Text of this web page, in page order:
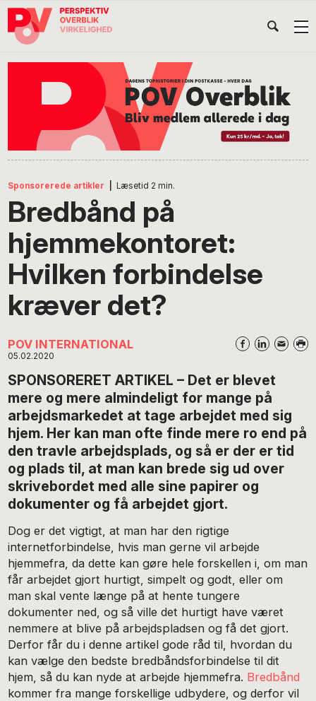
Gå
direkte
Skip
indhold
Gå
direkte
Sponsorerede artikler Læsetid 2 min.
Bredbånd på
hjemmekontoret:
Hvilken forbindelse
kræver det?
POV INTERNATIONAL
05.02.2020
SPONSORERET ARTIKEL – Det er blevet
mere og mere almindeligt for mange på
arbejdsmarkedet at tage arbejdet med sig
hjem. Her kan man ofte finde mere ro end på
den travle arbejdsplads, og så er der er tid
og plads til, at man kan brede sig ud over
skrivebordet med alle sine papirer og
dokumenter og få arbejdet gjort.
Dog er det vigtigt, at man har den rigtige
internetforbindelse, hvis man gerne vil arbejde
hjemmefra, da dette kan gøre hele forskellen i, om man
får arbejdet gjort hurtigt, simpelt og godt, eller om
man skal vente længe på at hente tungere
dokumenter ned, og så ville det hurtigt have været
nemmere at blive på arbejdspladsen og få det gjort.
Derfor får du i denne artikel gode råd til, hvordan du
kan vælge den bedste bredbåndsforbindelse til dit
hjem, så du kan nyde at arbejde hjemmefra. Bredbånd
kommer fra mange forskellige udbydere, og derfor vil